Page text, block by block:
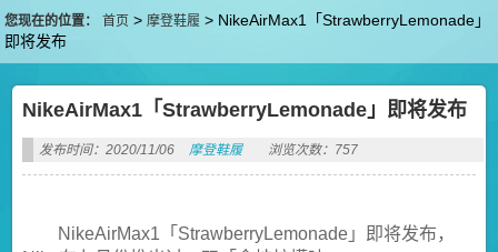
您现在的位置： 首页 >摩登鞋履 > NikeAirMax1「StrawberryLemonade」
即将发布
NikeAirMax1「StrawberryLemonade」即将发布
发布时间：2020/11/06 摩登鞋履 浏览次数：757
NikeAirMax1「StrawberryLemonade」即将发布，